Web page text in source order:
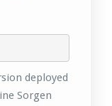
deployed
Sorgen